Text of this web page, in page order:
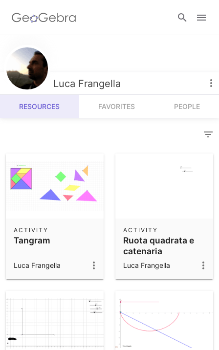
Resources
Number Sense
Algebra
Operations
Community Resources
Calculators
Geometry
3D Calculator
App Downloads
Luca Frangella
RESOURCES FAVORITES PEOPLE
Tangram
ACTIVITY
Luca Frangella
Ruota quadrata e
catenaria
ACTIVITY
Luca Frangella